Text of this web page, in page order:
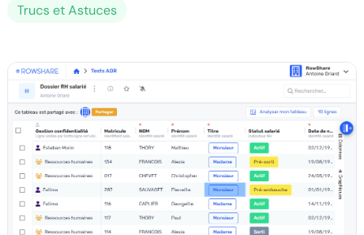
Trucs et Astuces